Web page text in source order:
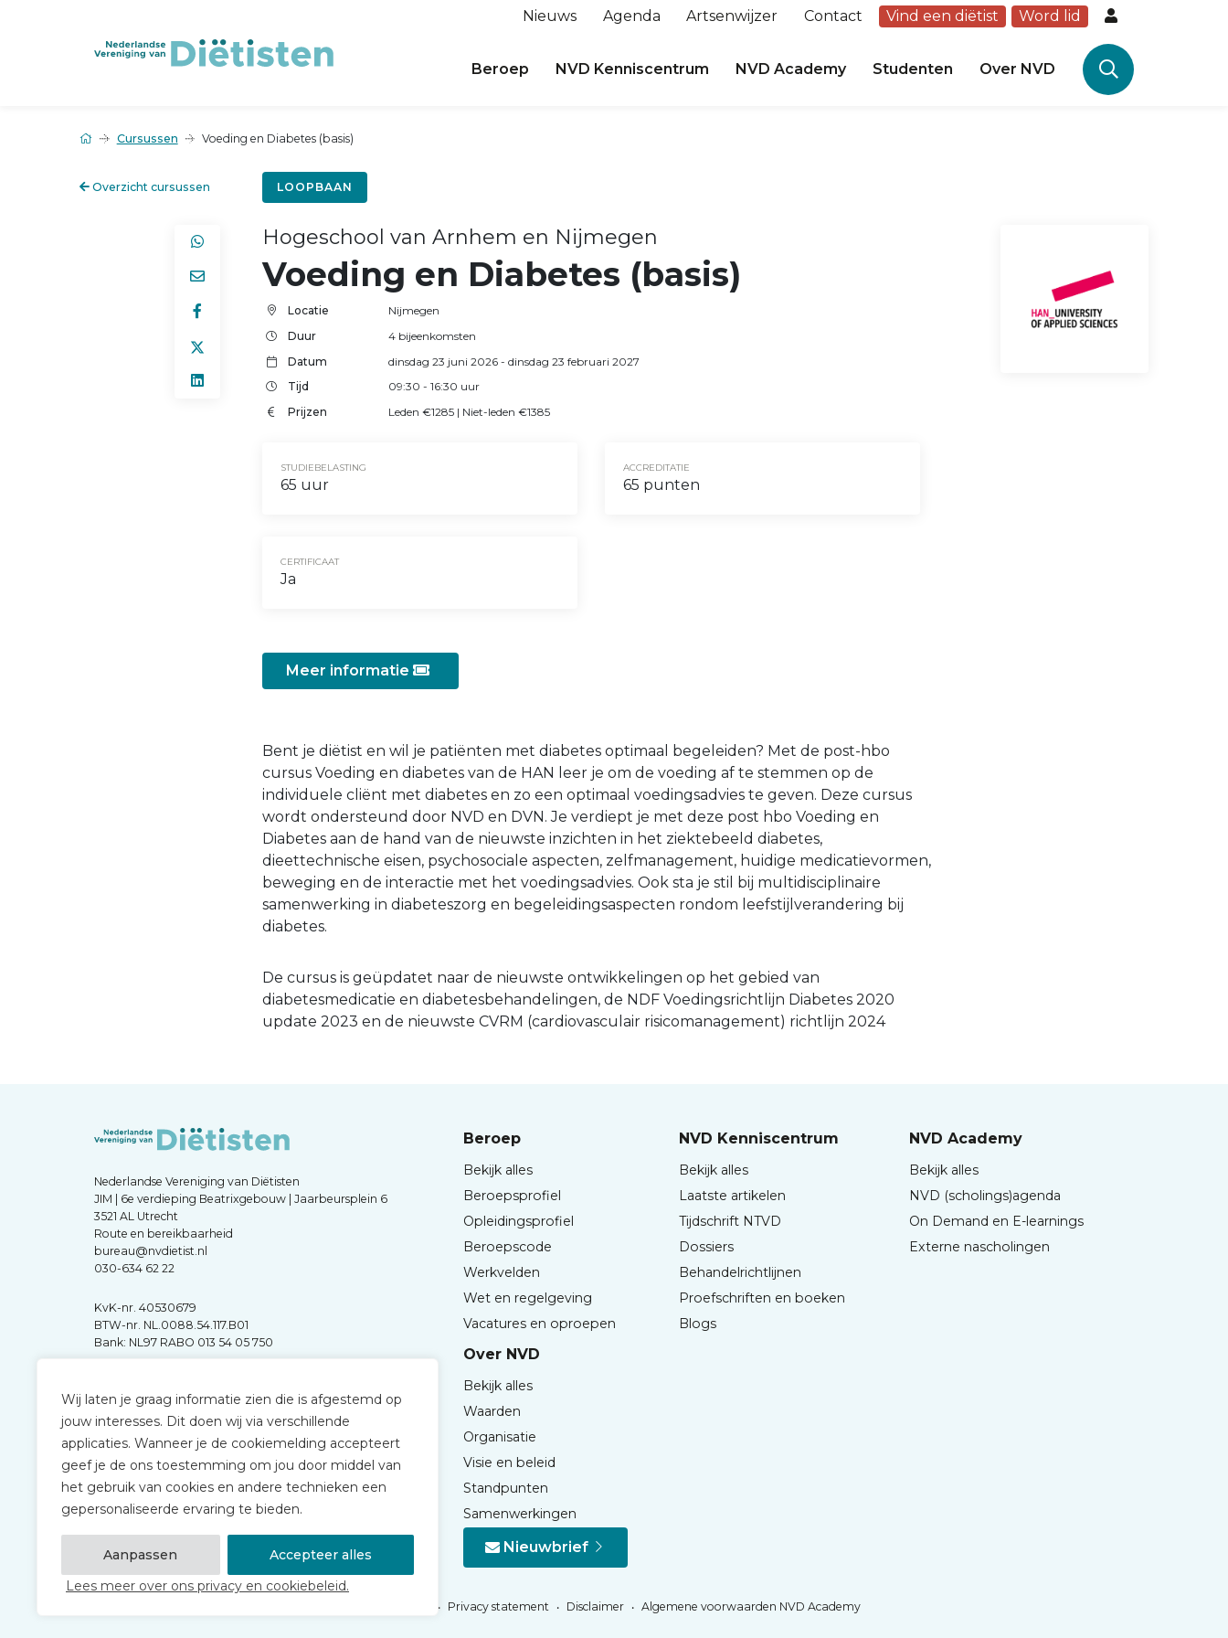
Wij laten je graag informatie zien die is afgestemd op
jouw interesses. Dit doen wij via verschillende
applicaties. Wanneer je de cookiemelding accepteert
geef je de ons toestemming om jou door middel van
het gebruik van cookies en andere technieken een
gepersonaliseerde ervaring te bieden.
Aanpassen
Accepteer alles
Lees meer over ons privacy en cookiebeleid.
Nieuws Agenda Artsenwijzer Contact Vind een diëtist Word lid
Beroep NVD Kenniscentrum NVD Academy Studenten Over NVD
Cursussen Voeding en Diabetes (basis)
Overzicht cursussen LOOPBAAN
Hogeschool van Arnhem en Nijmegen
Voeding en Diabetes (basis)
Locatie
Nijmegen
Duur
4 bijeenkomsten
Datum
dinsdag 23 juni 2026 - dinsdag 23 februari 2027
Tijd
09:30 - 16:30 uur
Prijzen
Leden €1285 | Niet-leden €1385
STUDIEBELASTING
65 uur
ACCREDITATIE
65 punten
CERTIFICAAT
Ja
Meer informatie
Bent je diëtist en wil je patiënten met diabetes optimaal begeleiden? Met de post-hbo
cursus Voeding en diabetes van de HAN leer je om de voeding af te stemmen op de
individuele cliënt met diabetes en zo een optimaal voedingsadvies te geven. Deze cursus
wordt ondersteund door NVD en DVN. Je verdiept je met deze post hbo Voeding en
Diabetes aan de hand van de nieuwste inzichten in het ziektebeeld diabetes,
dieettechnische eisen, psychosociale aspecten, zelfmanagement, huidige medicatievormen,
beweging en de interactie met het voedingsadvies. Ook sta je stil bij multidisciplinaire
samenwerking in diabeteszorg en begeleidingsaspecten rondom leefstijlverandering bij
diabetes.
De cursus is geüpdatet naar de nieuwste ontwikkelingen op het gebied van
diabetesmedicatie en diabetesbehandelingen, de NDF Voedingsrichtlijn Diabetes 2020
update 2023 en de nieuwste CVRM (cardiovasculair risicomanagement) richtlijn 2024
Nederlandse Vereniging van Diëtisten
JIM | 6e verdieping Beatrixgebouw | Jaarbeursplein 6
3521 AL Utrecht
Route en bereikbaarheid
bureau@nvdietist.nl
030-634 62 22
KvK-nr. 40530679
BTW-nr. NL.0088.54.117.B01
Bank: NL97 RABO 013 54 05 750
Beroep
Bekijk alles
Beroepsprofiel
Opleidingsprofiel
Beroepscode
Werkvelden
Wet en regelgeving
Vacatures en oproepen
NVD Kenniscentrum
Bekijk alles
Laatste artikelen
Tijdschrift NTVD
Dossiers
Behandelrichtlijnen
Proefschriften en boeken
Blogs
NVD Academy
Bekijk alles
NVD (scholings)agenda
On Demand en E-learnings
Externe nascholingen
Over NVD
Bekijk alles
Waarden
Organisatie
Visie en beleid
Standpunten
Samenwerkingen
Nieuwbrief
Privacy statement Disclaimer Algemene voorwaarden NVD Academy